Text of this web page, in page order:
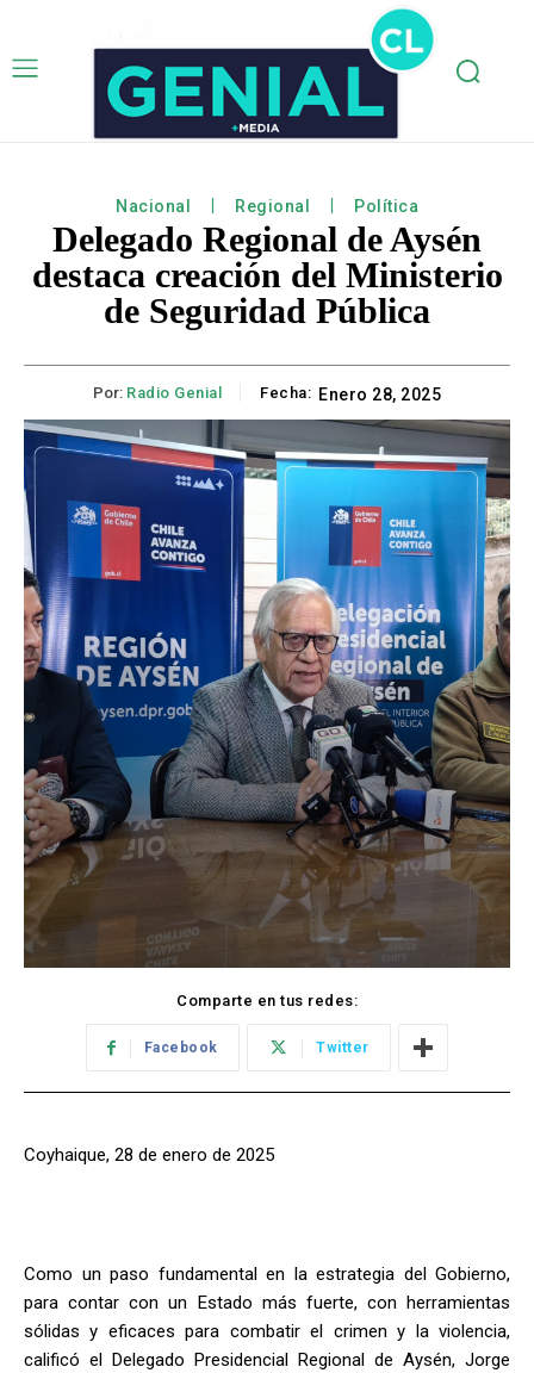
Nacional Regional Política
Delegado Regional de Aysén
destaca creación del Ministerio
de Seguridad Pública
Por: Radio Genial Fecha: Enero 28, 2025
Comparte en tus redes:
Facebook Twitter
Coyhaique, 28 de enero de 2025
Como un paso fundamental en la estrategia del Gobierno,
para contar con un Estado más fuerte, con herramientas
sólidas y eficaces para combatir el crimen y la violencia,
calificó el Delegado Presidencial Regional de Aysén, Jorge